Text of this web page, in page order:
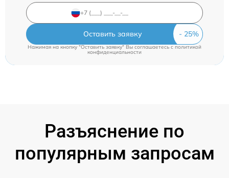
Оставить заявку
Нажимая на кнопку "Оставить заявку" Вы соглашаетесь cполитикой
конфиденциальности
Разъяснение по
популярным запросам